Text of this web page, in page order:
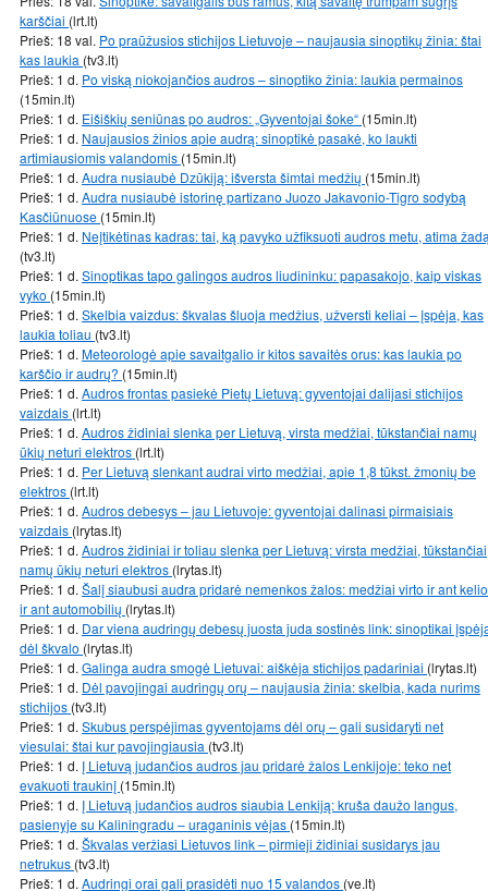
karščiai (lrt.lt)
Prieš: 18 val. Po praūžusios stichijos Lietuvoje – naujausia sinoptikų žinia: štai
kas laukia (tv3.lt)
Prieš: 1 d. Po viską niokojančios audros – sinoptiko žinia: laukia permainos
(15min.lt)
Prieš: 1 d. Eišiškių seniūnas po audros: „Gyventojai šoke“ (15min.lt)
Prieš: 1 d. Naujausios žinios apie audrą: sinoptikė pasakė, ko laukti
artimiausiomis valandomis (15min.lt)
Prieš: 1 d. Audra nusiaubė Dzūkiją: išversta šimtai medžių (15min.lt)
Prieš: 1 d. Audra nusiaubė istorinę partizano Juozo Jakavonio-Tigro sodybą
Kasčiūnuose (15min.lt)
Prieš: 1 d. Neįtikėtinas kadras: tai, ką pavyko užfiksuoti audros metu, atima
(tv3.lt)
Prieš: 1 d. Sinoptikas tapo galingos audros liudininku: papasakojo, kaip viskas
vyko (15min.lt)
Prieš: 1 d. Skelbia vaizdus: škvalas šluoja medžius, užversti keliai – įspėja, kas
laukia toliau (tv3.lt)
Prieš: 1 d. Meteorologė apie savaitgalio ir kitos savaitės orus: kas laukia po
karščio ir audrų? (15min.lt)
Prieš: 1 d. Audros frontas pasiekė Pietų Lietuvą: gyventojai dalijasi stichijos
vaizdais (lrt.lt)
Prieš: 1 d. Audros židiniai slenka per Lietuvą, virsta medžiai, tūkstančiai namų
ūkių neturi elektros (lrt.lt)
Prieš: 1 d. Per Lietuvą slenkant audrai virto medžiai, apie 1,8 tūkst. žmonių be
elektros (lrt.lt)
Prieš: 1 d. Audros debesys – jau Lietuvoje: gyventojai dalinasi pirmaisiais
vaizdais (lrytas.lt)
Prieš: 1 d. Audros židiniai ir toliau slenka per Lietuvą: virsta medžiai, tūkstančiai
namų ūkių neturi elektros (lrytas.lt)
Prieš: 1 d. Šalį siaubusi audra pridarė nemenkos žalos: medžiai virto ir ant
ir ant automobilių (lrytas.lt)
Prieš: 1 d. Dar viena audringų debesų juosta juda sostinės link: sinoptikai
dėl škvalo (lrytas.lt)
Prieš: 1 d. Galinga audra smogė Lietuvai: aiškėja stichijos padariniai (lrytas.lt)
Prieš: 1 d. Dėl pavojingai audringų orų – naujausia žinia: skelbia, kada nurims
stichijos (tv3.lt)
Prieš: 1 d. Skubus perspėjimas gyventojams dėl orų – gali susidaryti net
viesulai: štai kur pavojingiausia (tv3.lt)
Prieš: 1 d. Į Lietuvą judančios audros jau pridarė žalos Lenkijoje: teko net
evakuoti traukinį (15min.lt)
Prieš: 1 d. Į Lietuvą judančios audros siaubia Lenkiją: kruša daužo langus,
pasienyje su Kaliningradu – uraganinis vėjas (15min.lt)
Prieš: 1 d. Škvalas veržiasi Lietuvos link – pirmieji židiniai susidarys jau
netrukus (tv3.lt)
Prieš: 1 d. Audringi orai gali prasidėti nuo 15 valandos (ve.lt)